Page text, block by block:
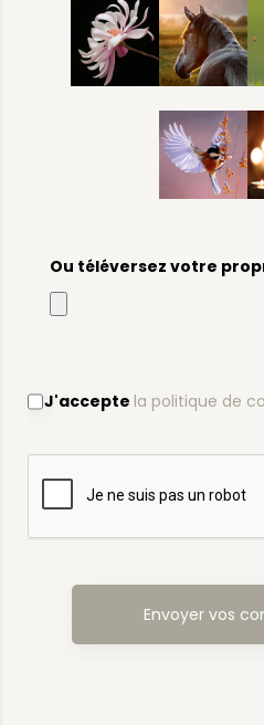
Ou téléversez votre
J'accepte la politique de